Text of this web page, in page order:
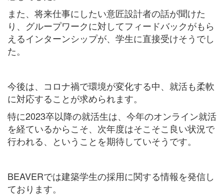
また、将来仕事にしたい意匠設計者の話が聞けた
り、グループワークに対してフィードバックがもら
えるインターンシップが、学生に直接受けそうでし
た。
今後は、コロナ禍で環境が変化する中、就活も柔軟
に対応することが求められます。
特に2023卒以降の就活生は、今年のオンライン就活
を経ているからこそ、次年度はそこそこ良い状況で
行われる、ということを期待していそうです。
BEAVERでは建築学生の採用に関する情報を発信し
ております。